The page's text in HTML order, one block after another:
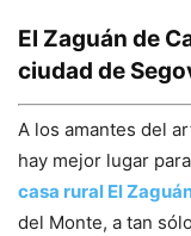
El Zaguán de
ciudad de
A los amantes del
hay mejor lugar
casa rural El
del Monte, a tan